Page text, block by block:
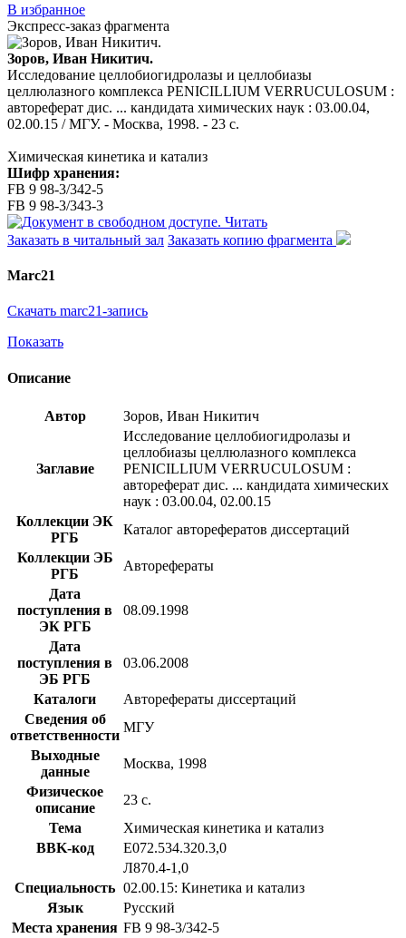
В избранное
Экспресс-заказ фрагмента
Зоров, Иван Никитич.
Исследование целлобиогидролазы и целлобиазы
целлюлазного комплекса PENICILLIUM VERRUCULOSUM :
автореферат дис. ... кандидата химических наук : 03.00.04,
02.00.15 / МГУ. - Москва, 1998. - 23 с.
Химическая кинетика и катализ
Шифр хранения:
FB 9 98-3/342-5
FB 9 98-3/343-3
Читать
Заказать в читальный зал Заказать копию фрагмента
Marc21
Скачать marc21-запись
Показать
Описание
Автор Зоров, Иван Никитич
Заглавие
Исследование целлобиогидролазы и
целлобиазы целлюлазного комплекса
PENICILLIUM VERRUCULOSUM :
автореферат дис. ... кандидата химических
наук : 03.00.04, 02.00.15
Коллекции ЭК
РГБ
Каталог авторефератов диссертаций
Коллекции ЭБ
РГБ
Авторефераты
Дата
поступления в
ЭК РГБ
08.09.1998
Дата
поступления в
ЭБ РГБ
03.06.2008
Каталоги
Авторефераты диссертаций
Сведения об
ответственности
МГУ
Выходные
данные
Москва, 1998
Физическое
описание
23 с.
Тема
Химическая кинетика и катализ
BBK-код
Е072.534.320.3,0
Л870.4-1,0
Специальность 02.00.15: Кинетика и катализ
Язык
Русский
Места хранения FB 9 98-3/342-5